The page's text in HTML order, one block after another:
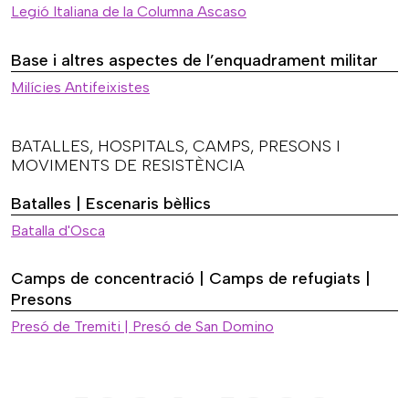
Legió Italiana de la Columna Ascaso
Base i altres aspectes de l’enquadrament militar
Milícies Antifeixistes
BATALLES, HOSPITALS, CAMPS, PRESONS I
MOVIMENTS DE RESISTÈNCIA
Batalles | Escenaris bèl·lics
Batalla d'Osca
Camps de concentració | Camps de refugiats |
Presons
Presó de Tremiti | Presó de San Domino